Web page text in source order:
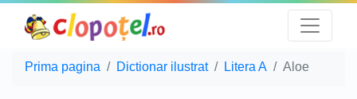
Prima pagina Dictionar ilustrat Litera A Aloe